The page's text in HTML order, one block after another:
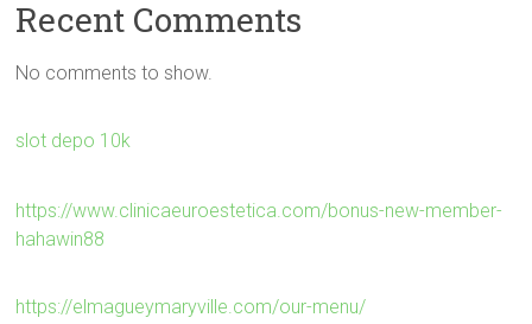
Recent Comments
No comments to show.
slot depo 10k
https://www.clinicaeuroestetica.com/bonus-new-member-
hahawin88
https://elmagueymaryville.com/our-menu/